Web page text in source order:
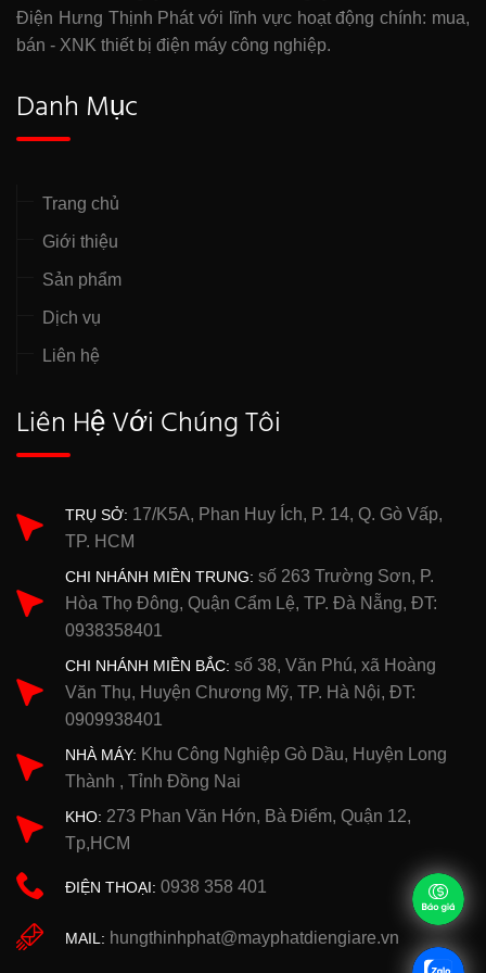
Điện Hưng Thịnh Phát với lĩnh vực hoạt động chính: mua,
bán - XNK thiết bị điện máy công nghiệp.
Danh Mục
Trang chủ
Giới thiệu
Sản phẩm
Dịch vụ
Liên hệ
Liên Hệ Với Chúng Tôi
TRỤ SỞ: 17/K5A, Phan Huy Ích, P. 14, Q. Gò Vấp,
TP. HCM
CHI NHÁNH MIỀN TRUNG: số 263 Trường Sơn, P.
Hòa Thọ Đông, Quận Cẩm Lệ, TP. Đà Nẵng, ĐT:
0938358401
CHI NHÁNH MIỀN BẮC: số 38, Văn Phú, xã Hoàng
Văn Thụ, Huyện Chương Mỹ, TP. Hà Nội, ĐT:
0909938401
NHÀ MÁY: Khu Công Nghiệp Gò Dầu, Huyện Long
Thành , Tỉnh Đồng Nai
KHO: 273 Phan Văn Hớn, Bà Điểm, Quận 12,
Tp,HCM
ĐIỆN THOẠI: 0938 358 401
MAIL: hungthinhphat@mayphatdiengiare.vn